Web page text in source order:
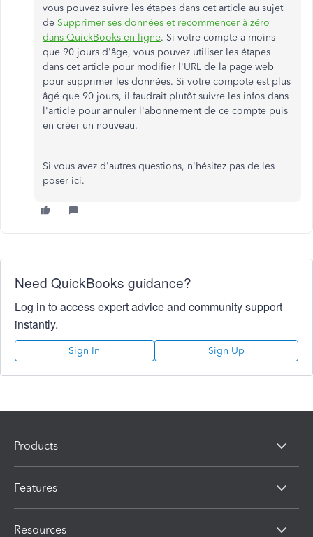
vous pouvez suivre les étapes dans cet article au sujet
de Supprimer ses données et recommencer à zéro
dans QuickBooks en ligne. Si votre compte a moins
que 90 jours d'âge, vous pouvez utiliser les étapes
dans cet article pour modifier l'URL de la page web
pour supprimer les données. Si votre compote est plus
âgé que 90 jours, il faudrait plutôt suivre les infos dans
l'article pour annuler l'abonnement de ce compte puis
en créer un nouveau.
Si vous avez d'autres questions, n'hésitez pas de les
poser ici.
Need QuickBooks guidance?
Log in to access expert advice and community support
instantly.
Sign In Sign Up
Products
Features
Resources